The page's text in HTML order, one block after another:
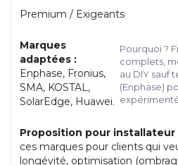
Premium / Exigeants
Marques
adaptées :
Enphase, Fronius,
SMA, KOSTAL,
SolarEdge, Huawei.
Pourquoi ?
complets,
au DIY sauf
(Enphase)
Proposition pour installateur
ces marques pour clients qui
longévité, optimisation